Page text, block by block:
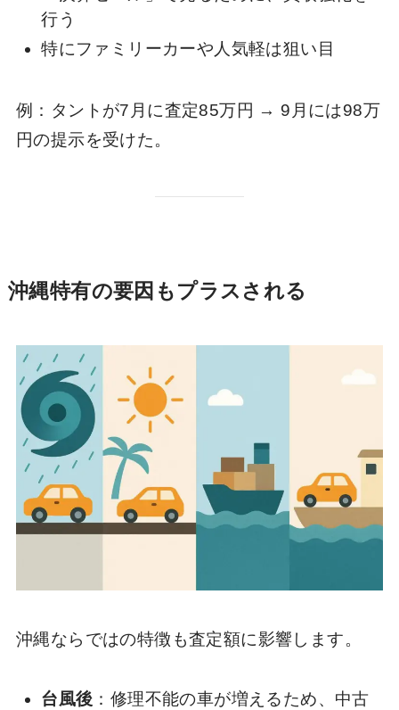
行う
特にファミリーカーや人気軽は狙い目
例：タントが7月に査定85万円 → 9月には98万
円の提示を受けた。
沖縄特有の要因もプラスされる
沖縄ならではの特徴も査定額に影響します。
台風後 ：修理不能の車が増えるため、中古